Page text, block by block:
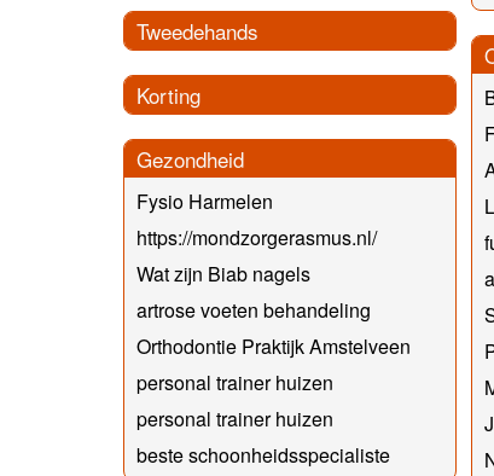
Tweedehands
Korting
Gezondheid
Fysio Harmelen
https://mondzorgerasmus.nl/
Wat zijn Biab nagels
artrose voeten behandeling
Orthodontie Praktijk Amstelveen
personal trainer huizen
personal trainer huizen
beste schoonheidsspecialiste